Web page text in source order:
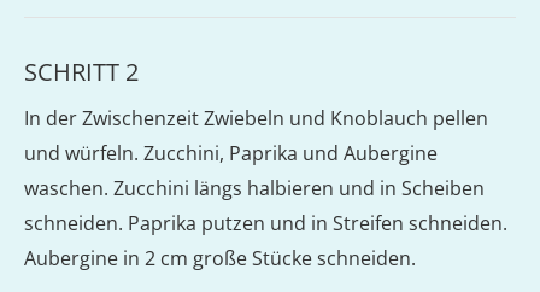
SCHRITT 2
In der Zwischenzeit Zwiebeln und Knoblauch pellen
und würfeln. Zucchini, Paprika und Aubergine
waschen. Zucchini längs halbieren und in Scheiben
schneiden. Paprika putzen und in Streifen schneiden.
Aubergine in 2 cm große Stücke schneiden.